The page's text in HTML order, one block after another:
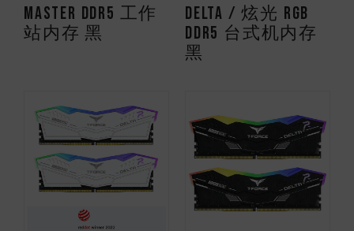
MASTER DDR5 工作
站内存 黑
DELTA / 炫光 RGB
DDR5 台式机内存
黑